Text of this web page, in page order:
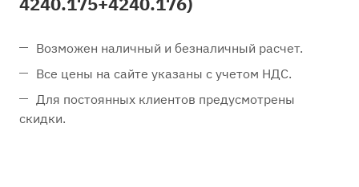
Возможен наличный и безналичный расчет.
Все цены на сайте указаны с учетом НДС.
Для постоянных клиентов предусмотрены
скидки.